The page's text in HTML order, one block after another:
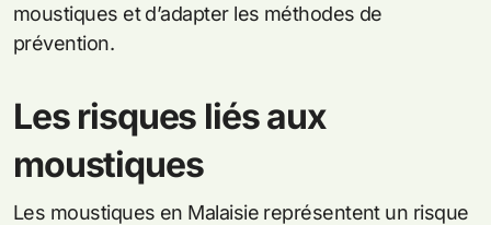
moustiques et d’adapter les méthodes de
prévention.
Les risques liés aux
moustiques
Les moustiques en Malaisie représentent un risque